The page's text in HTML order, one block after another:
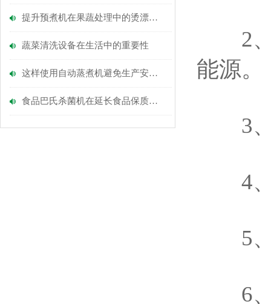
提升预煮机在果蔬处理中的烫漂作用
蔬菜清洗设备在生活中的重要性
这样使用自动蒸煮机避免生产安全隐患
食品巴氏杀菌机在延长食品保质期中的作用
2、
能源。
3、
4、
5、
6、